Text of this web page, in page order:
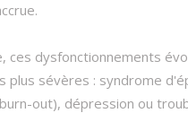
ces dysfonctionnements
plus sévères : syndrome
out), dépression ou